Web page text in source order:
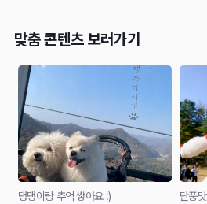
맞춤 콘텐츠 보러가기
댕댕이랑 추억 쌓아요 :) 단풍